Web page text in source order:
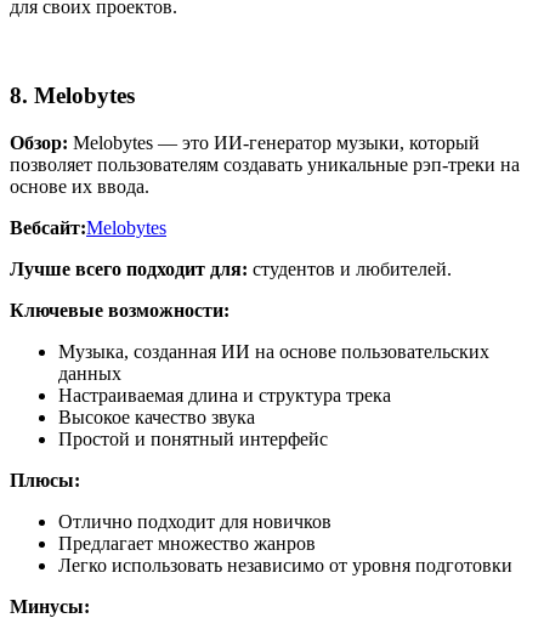
для своих проектов.
8. Melobytes
Обзор: Melobytes — это ИИ-генератор музыки, который
позволяет пользователям создавать уникальные рэп-треки на
основе их ввода.
Вебсайт:Melobytes
Лучше всего подходит для: студентов и любителей.
Ключевые возможности:
Музыка, созданная ИИ на основе пользовательских
данных
Настраиваемая длина и структура трека
Высокое качество звука
Простой и понятный интерфейс
Плюсы:
Отлично подходит для новичков
Предлагает множество жанров
Легко использовать независимо от уровня подготовки
Минусы: